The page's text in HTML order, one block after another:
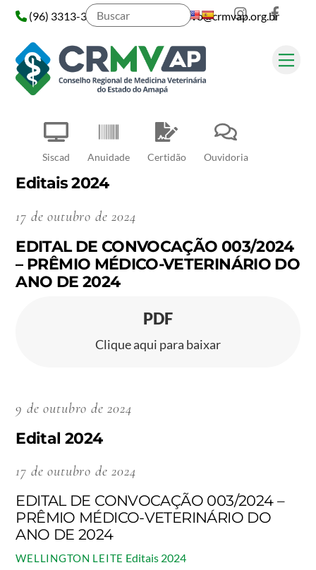
Skip
content
Siscad Anuidade Certidão Ouvidoria
Instagram
(96) 3313-3313
administrativo@crmvap.org.br
Pesquisar
Editais 2024
17 de outubro de 2024
EDITAL DE CONVOCAÇÃO 003/2024
– PRÊMIO MÉDICO-VETERINÁRIO DO
ANO DE 2024
PDF
Clique aqui para baixar
9 de outubro de 2024
Edital 2024
17 de outubro de 2024
EDITAL DE CONVOCAÇÃO 003/2024 –
PRÊMIO MÉDICO-VETERINÁRIO DO
ANO DE 2024
WELLINGTON LEITE Editais 2024